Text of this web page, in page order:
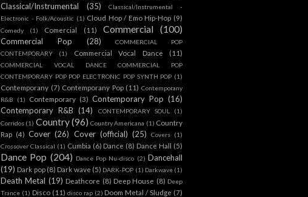
Classical/Instrumental (35)
Classical/Instrumental -
Electronic - Folk/Acoustic (1) Cloud Hop / Emo Hip-Hop (9)
Comedy (1) Comercial (11) Commercial (100)
Commercial Pop (28)
COMMERCIAL POP
CONTEMPORARY
(1) Commercial Vocal Dance (11)
COMMERCIAL VOCAL DANCE COMMERCIAL POP
CONTEMPORARY POP POP ELECTRONIC POP SYNTH POP (1)
Contemporany (7) Contemporany Pop (11) Contemporany
R&B
(1) Contemporary (3) Contemporary Pop (16)
Contemporary R&B (14) CONTEMPORARY SOUL
(1)
Corridos (1) Country(96) Country Americana (1) Country
Rap (4) Cover (26) Cover (official) (25) Covers (1)
Crossover Classical (1) Cumbia (6) Dance (8) Dance Hall (5)
Dance Pop (204) Dance Pop Nu-disco (2) Dancehall
(19) Dark pop (8) Dark wave (5) DARK-POP (1) Darkwave (1)
Death Metal (19) Deathcore (8) Deep House (8) Deep
Trance (1) Disco (11) disco rap (2) Doom Metal / Sludge (7)